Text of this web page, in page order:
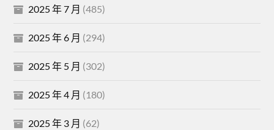
2025 年 7 月 (485)
2025 年 6 月 (294)
2025 年 5 月 (302)
2025 年 4 月 (180)
2025 年 3 月 (62)